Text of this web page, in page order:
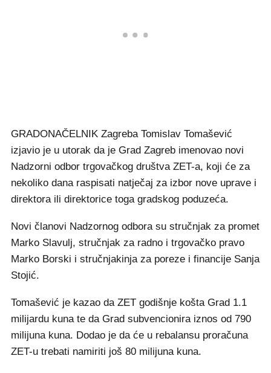
GRADONAČELNIK Zagreba Tomislav Tomašević
izjavio je u utorak da je Grad Zagreb imenovao novi
Nadzorni odbor trgovačkog društva ZET-a, koji će za
nekoliko dana raspisati natječaj za izbor nove uprave i
direktora ili direktorice toga gradskog poduzeća.
Novi članovi Nadzornog odbora su stručnjak za promet
Marko Slavulj, stručnjak za radno i trgovačko pravo
Marko Borski i stručnjakinja za poreze i financije Sanja
Stojić.
Tomašević je kazao da ZET godišnje košta Grad 1.1
milijardu kuna te da Grad subvencionira iznos od 790
milijuna kuna. Dodao je da će u rebalansu proračuna
ZET-u trebati namiriti još 80 milijuna kuna.